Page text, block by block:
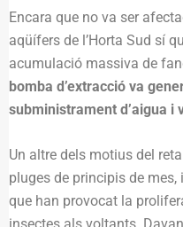
Encara que no va ser
aqüífers de l’Horta Sud sí
acumulació massiva de
bomba d’extracció va
subministrament d’aigua i
Un altre dels motius del
pluges de principis de mes,
que han provocat la